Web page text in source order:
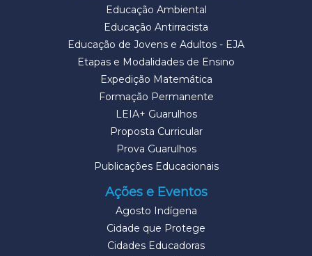
Educação Ambiental
Educação Antirracista
Educação de Jovens e Adultos - EJA
Etapas e Modalidades de Ensino
Expedição Matemática
Formação Permanente
LEIA+ Guarulhos
Proposta Curricular
Prova Guarulhos
Publicações Educacionais
Ações e Eventos
Agosto Indígena
Cidade que Protege
Cidades Educadoras